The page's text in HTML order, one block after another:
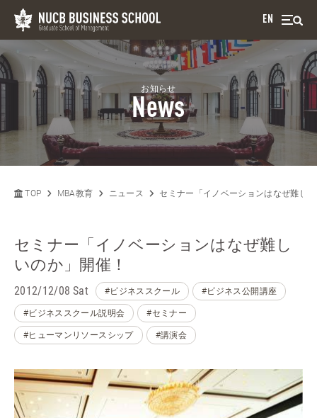
EN
お知らせ
News
TOP MBA教育 ニュース セミナー「イノベーションはなぜ難し
セミナー「イノベーションはなぜ難し
いのか」開催！
2012/12/08 Sat #ビジネススクール #ビジネス公開講座
#ビジネススクール説明会 #セミナー
#ヒューマンリソースシップ #講演会